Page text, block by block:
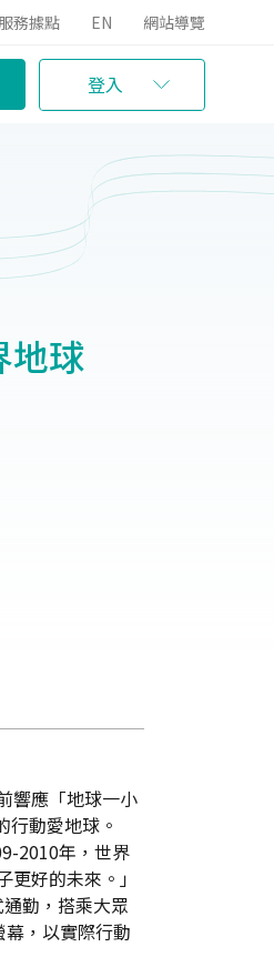
服務據點 EN 網站導覽
登入
地球
響應「地球一小
動愛地球。
2010年，世界
好的未來。」
勤，搭乘大眾
，以實際行動